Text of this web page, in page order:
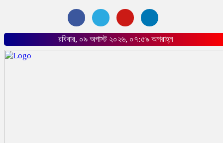
রবিবার, ০৯ অগাস্ট ২০২৬, ০৭:৫৯ অপরাহ্ন